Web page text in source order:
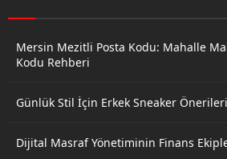
Mersin Mezitli Posta Kodu: Mahalle
Kodu Rehberi
Günlük Stil İçin Erkek Sneaker Önerileri
Dijital Masraf Yönetiminin Finans